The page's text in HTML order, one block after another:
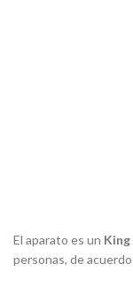
El aparato es un
personas, de